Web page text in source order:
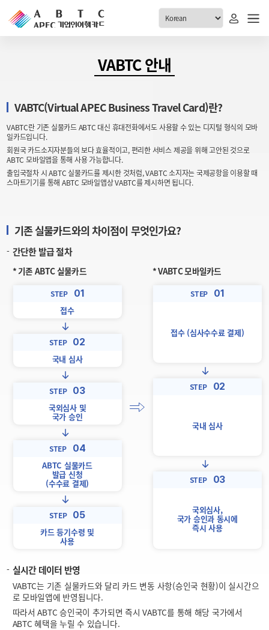
ABTC 전체메뉴
ABTC 제도 소개
VABTC 안내
발급 자격요건
신규발급 안내
재발급 안내
신청
취소
신청진행 현황
소지자 현황
공지사항
VABTC 안내
VABTC(Virtual APEC Business Travel Card)란?
VABTC란 기존 실물카드 ABTC 대신 휴대전화에서도 사용할 수 있는 디지털 형식의 모바
일카드입니다.
회원국 카드소지자분들의 보다 효율적이고, 편리한 서비스 제공을 위해 고안된 것으로
ABTC 모바일앱을 통해 사용 가능합니다.
출입국절차 시 ABTC 실물카드를 제시한 것처럼, VABTC 소지자는 국제공항을 이용할 때
스마트기기를 통해 ABTC 모바일앱상 VABTC를 제시하면 됩니다.
기존 실물카드와의 차이점이 무엇인가요?
간단한 발급 절차
* 기존 ABTC 실물카드
STEP
01
접수
STEP 02
국내 심사
STEP 03
국외심사 및
국가 승인
STEP
04
ABTC 실물카드
발급 신청
(수수료 결제)
STEP 05
카드 등기수령 및
사용
* VABTC 모바일카드
STEP 01
접수 (심사수수료 결제)
STEP 02
국내 심사
STEP 03
국외심사,
국가 승인과 동시에
즉시 사용
실시간 데이터 반영
VABTC는 기존 실물카드와 달리 카드 변동 사항(승인국 현황)이 실시간으
로 모바일앱에 반영됩니다.
따라서 ABTC 승인국이 추가되면 즉시 VABTC를 통해 해당 국가에서
ABTC 혜택을 누릴 수 있습니다.